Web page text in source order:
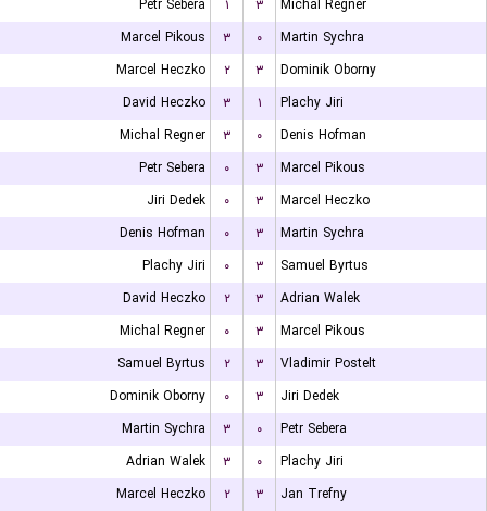
Petr Sebera ۱ ۳
Michal Regner
Marcel Pikous
۳ ۰
Martin Sychra
Marcel Heczko
۲ ۳
Dominik Oborny
David Heczko
۳ ۱
Plachy Jiri
Michal Regner
۳ ۰
Denis Hofman
Petr Sebera
۰ ۳
Marcel Pikous
Jiri Dedek
۰ ۳
Marcel Heczko
Denis Hofman
۰ ۳
Martin Sychra
Plachy Jiri
۰ ۳
Samuel Byrtus
David Heczko
۲ ۳
Adrian Walek
Michal Regner
۰ ۳
Marcel Pikous
Samuel Byrtus
۲ ۳
Vladimir Postelt
Dominik Oborny
۰ ۳
Jiri Dedek
Martin Sychra
۳ ۰
Petr Sebera
Adrian Walek
۳ ۰
Plachy Jiri
Marcel Heczko
۲ ۳
Jan Trefny